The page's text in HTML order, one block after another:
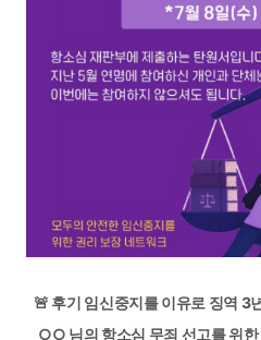
🚨 후기 임신중지를 이유로 징역 3
○○ 님의 항소심 무죄 선고를 위